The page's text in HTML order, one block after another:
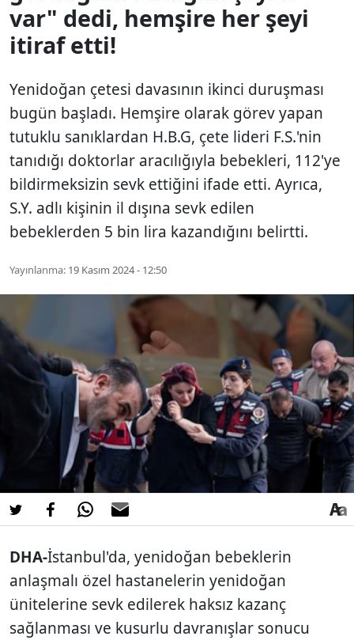
var" dedi, hemşire her şeyi
itiraf etti!
Yenidoğan çetesi davasının ikinci duruşması
bugün başladı. Hemşire olarak görev yapan
tutuklu sanıklardan H.B.G, çete lideri F.S.'nin
tanıdığı doktorlar aracılığıyla bebekleri, 112'ye
bildirmeksizin sevk ettiğini ifade etti. Ayrıca,
S.Y. adlı kişinin il dışına sevk edilen
bebeklerden 5 bin lira kazandığını belirtti.
Yayınlanma: 19 Kasım 2024 - 12:50
DHA-İstanbul'da, yenidoğan bebeklerin
anlaşmalı özel hastanelerin yenidoğan
ünitelerine sevk edilerek haksız kazanç
sağlanması ve kusurlu davranışlar sonucu